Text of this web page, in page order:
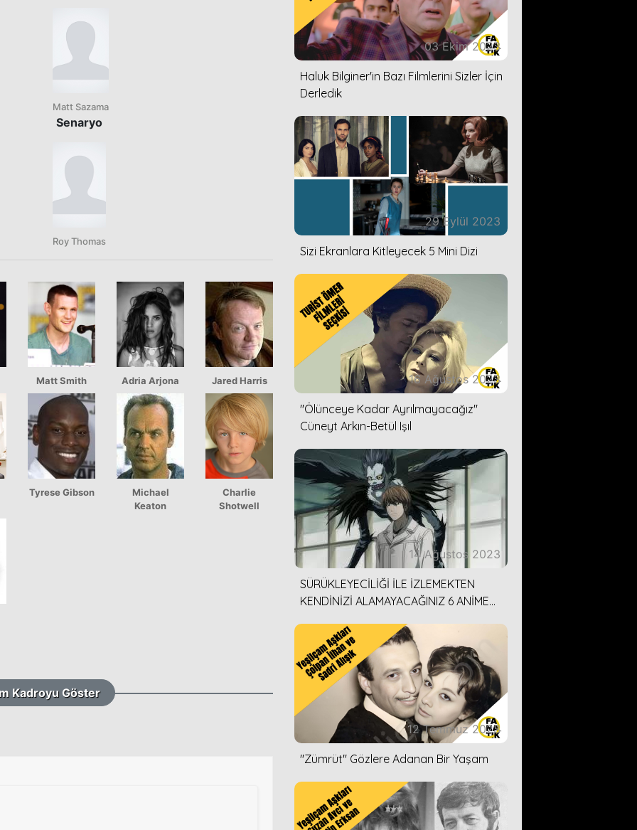
Matt Sazama
Senaryo
Roy Thomas
Matt Smith Adria Arjona Jared Harris
Tyrese Gibson
Michael
Keaton
Charlie
Shotwell
Kadroyu Göster
03 Ekim 2023
Haluk Bilginer'in Bazı Filmlerini Sizler İçin
Derledik
29 Eylül 2023
Sizi Ekranlara Kitleyecek 5 Mini Dizi
16 Ağustos 2023
''Ölünceye Kadar Ayrılmayacağız''
Cüneyt Arkın-Betül Işıl
14 Ağustos 2023
SÜRÜKLEYECİLİĞİ İLE İZLEMEKTEN
KENDİNİZİ ALAMAYACAĞINIZ 6 ANİME
12 Temmuz 2023
''Zümrüt'' Gözlere Adanan Bir Yaşam